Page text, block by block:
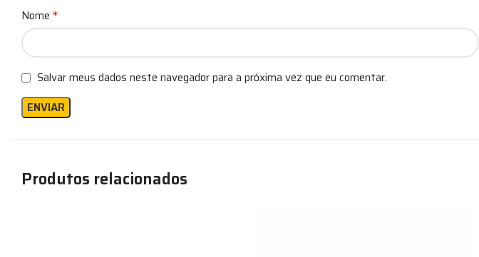
Nome *
Salvar meus dados neste navegador para a próxima vez que eu comentar.
Produtos relacionados